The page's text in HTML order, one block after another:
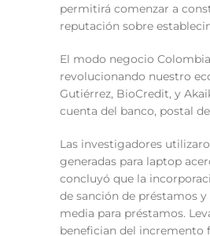
permitirá comenzar a
reputación sobre
El modo negocio
revolucionando nuestro
Gutiérrez, BioCredit, y
cuenta del banco, postal
Las investigadores
generadas para laptop
concluyó que la
de sanción de préstamos
media para préstamos.
benefician del incremento